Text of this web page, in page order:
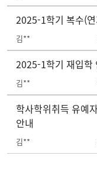
2025-1학기 복수(
김**
2025-1학기 재입학
김**
학사학위취득 유예
안내
김**